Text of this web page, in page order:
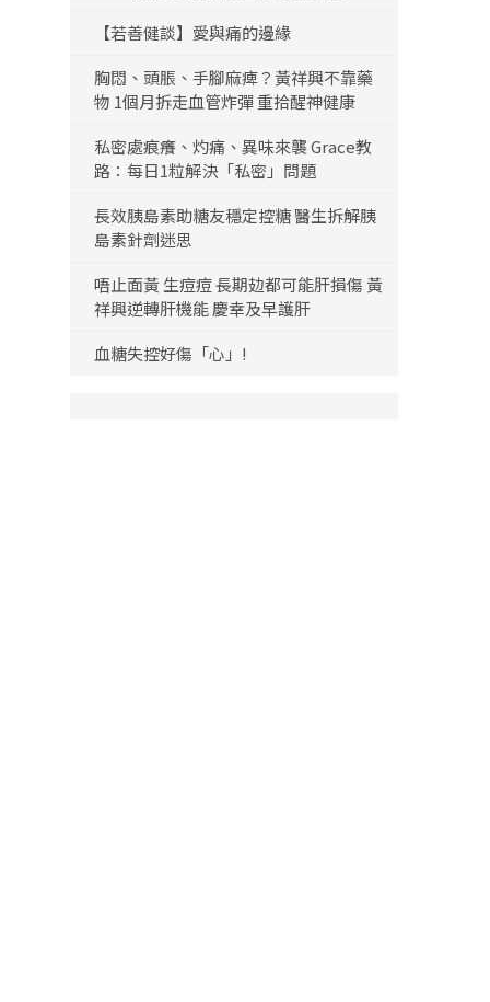
【若善健談】愛與痛的邊緣
胸悶、頭脹、手腳麻痺？黃祥興不靠藥
物 1個月拆走血管炸彈 重拾醒神健康
私密處痕癢、灼痛、異味來襲 Grace教
路：每日1粒解決「私密」問題
長效胰島素助糖友穩定控糖 醫生拆解胰
島素針劑迷思
唔止面黃 生痘痘 長期攰都可能肝損傷 黃
祥興逆轉肝機能 慶幸及早護肝
血糖失控好傷「心」!